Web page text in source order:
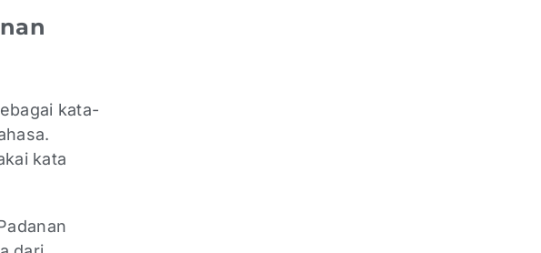
kata-
kata